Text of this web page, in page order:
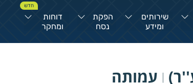
שירותים
ומידע
הפקת
נסח
חדש
דוחות
ומחקר
| עמותה